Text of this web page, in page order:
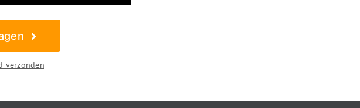
verzonden